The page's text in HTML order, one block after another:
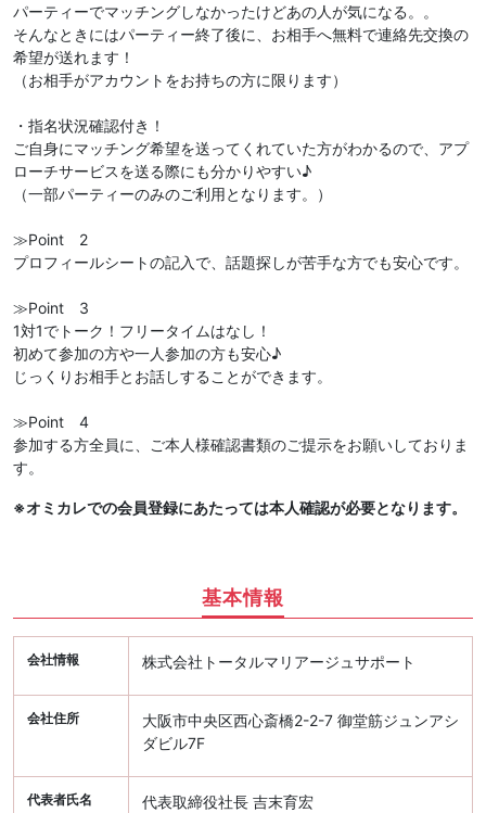
パーティーでマッチングしなかったけどあの人が気になる。。
そんなときにはパーティー終了後に、お相手へ無料で連絡先交換の
希望が送れます！
（お相手がアカウントをお持ちの方に限ります）
・指名状況確認付き！
ご自身にマッチング希望を送ってくれていた方がわかるので、アプ
ローチサービスを送る際にも分かりやすい♪
（一部パーティーのみのご利用となります。）
≫Point 2
プロフィールシートの記入で、話題探しが苦手な方でも安心です。
≫Point 3
1対1でトーク！フリータイムはなし！
初めて参加の方や一人参加の方も安心♪
じっくりお相手とお話しすることができます。
≫Point 4
参加する方全員に、ご本人様確認書類のご提示をお願いしておりま
す。
※オミカレでの会員登録にあたっては本人確認が必要となります。
基本情報
会社情報 株式会社トータルマリアージュサポート
会社住所
大阪市中央区西心斎橋2-2-7 御堂筋ジュンアシ
ダビル7F
代表者氏名 代表取締役社長 吉末育宏